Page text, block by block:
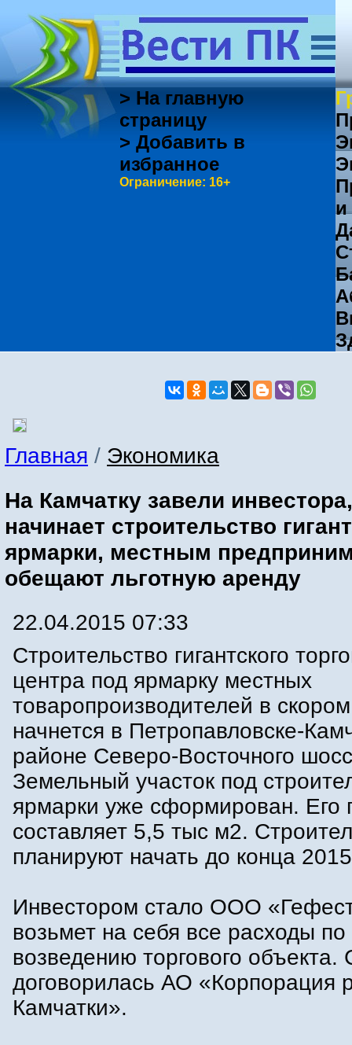
> На главную
страницу
> Добавить в
избранное
Ограничение: 16+
Главная / Экономика
На Камчатку завели
начинает строительство
ярмарки, местным
обещают льготную аренду
22.04.2015 07:33
Строительство гигантского
центра под ярмарку местных
товаропроизводителей в
начнется в Петропавловске-
районе Северо-Восточного
Земельный участок под
ярмарки уже сформирован. Его
составляет 5,5 тыс м2.
планируют начать до конца
Инвестором стало ООО
возьмет на себя все расходы по
возведению торгового объекта.
договорилась АО «Корпорация
Камчатки».